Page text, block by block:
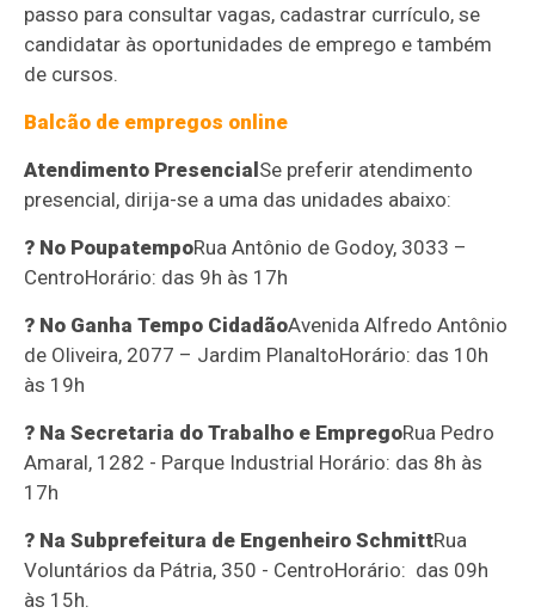
passo para consultar vagas, cadastrar currículo, se
candidatar às oportunidades de emprego e também
de cursos.
Balcão de empregos online
Atendimento PresencialSe preferir atendimento
presencial, dirija-se a uma das unidades abaixo:
? No PoupatempoRua Antônio de Godoy, 3033 –
CentroHorário: das 9h às 17h
? No Ganha Tempo CidadãoAvenida Alfredo Antônio
de Oliveira, 2077 – Jardim PlanaltoHorário: das 10h
às 19h
? Na Secretaria do Trabalho e EmpregoRua Pedro
Amaral, 1282 - Parque Industrial Horário: das 8h às
17h
? Na Subprefeitura de Engenheiro SchmittRua
Voluntários da Pátria, 350 - CentroHorário: das 09h
às 15h.